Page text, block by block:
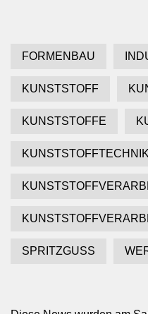
FORMENBAU
KUNSTSTOFF
KUNSTSTOFFE
KUNSTSTOFFTECHNIK
SPRITZGUSS